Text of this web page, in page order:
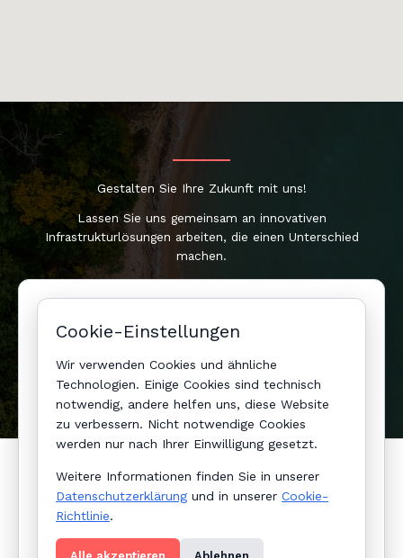
Gestalten Sie Ihre Zukunft mit uns!
Lassen Sie uns gemeinsam an innovativen
Infrastrukturlösungen arbeiten, die einen Unterschied
machen.
Cookie-Einstellungen
Wir verwenden Cookies und ähnliche
Technologien. Einige Cookies sind technisch
notwendig, andere helfen uns, diese Website
zu verbessern. Nicht notwendige Cookies
werden nur nach Ihrer Einwilligung gesetzt.
Weitere Informationen finden Sie in unserer
Datenschutzerklärung und in unserer Cookie-
Richtlinie.
Cookie-Einstellungen
Allgemeine Geschäftsbedingungen (AGB)
Datenschutzerklärung
Contact